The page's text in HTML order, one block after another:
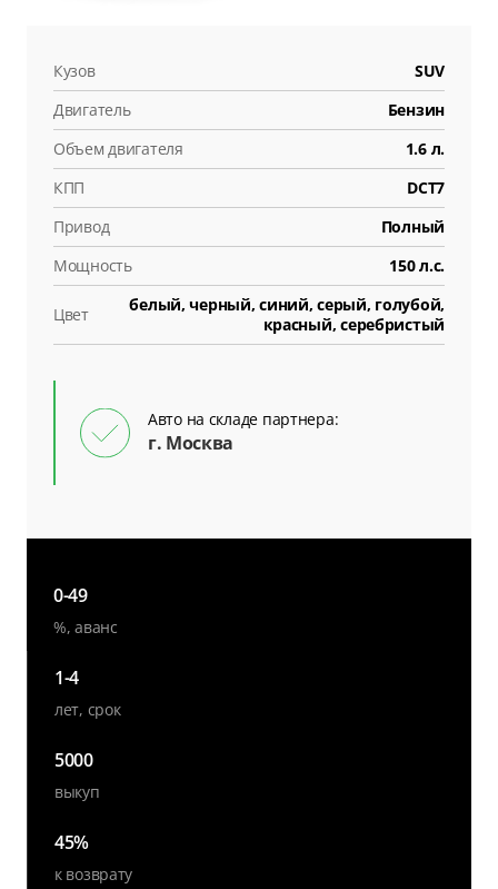
Кузов
SUV
Двигатель
Бензин
Объем двигателя
1.6 л.
КПП
DCT7
Привод
Полный
Мощность
150 л.с.
Цвет
белый, черный, синий, серый, голубой,
красный, серебристый
Авто на складе партнера:
г. Москва
0-49
%, аванс
1-4
лет, срок
5000
выкуп
45%
к возврату